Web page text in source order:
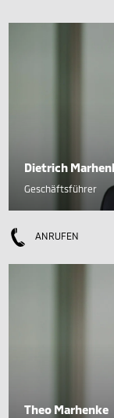
Dietrich
Geschäftsführer
ANRUFEN
Theo Marhenke